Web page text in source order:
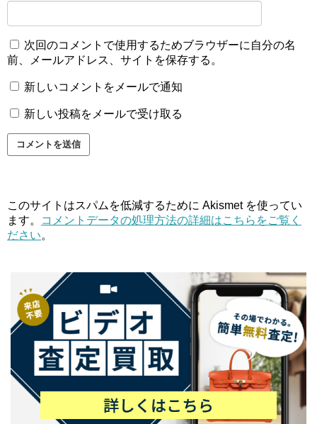
次回のコメントで使用するためブラウザーに自分の名
前、メールアドレス、サイトを保存する。
新しいコメントをメールで通知
新しい投稿をメールで受け取る
このサイトはスパムを低減するために Akismet を使ってい
ます。
コメントデータの処理方法の詳細はこちらをご覧く
ださい。